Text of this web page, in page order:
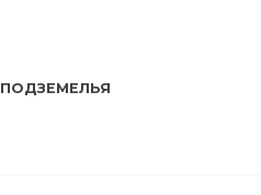
ПОДЗЕМЕЛЬЯ